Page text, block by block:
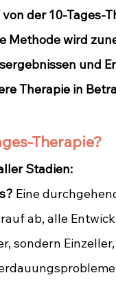
der 10-
Methode wird
und
Therapie in
Therapie?
Stadien:
Eine
ab, alle
sondern